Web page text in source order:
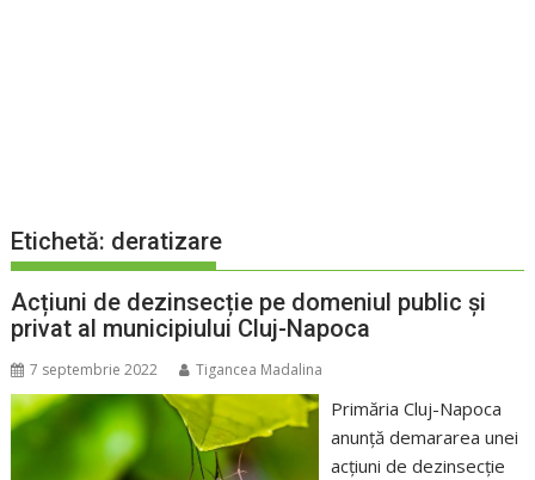
Etichetă: deratizare
Acțiuni de dezinsecție pe domeniul public și
privat al municipiului Cluj-Napoca
7 septembrie 2022 Tigancea Madalina
Primăria Cluj-Napoca
anunță demararea unei
acțiuni de dezinsecție